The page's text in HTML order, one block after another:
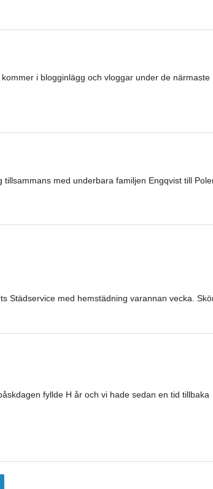
i blogginlägg och vloggar under de närmaste
med underbara familjen Engqvist till
Städservice med hemstädning varannan vecka.
fyllde H år och vi hade sedan en tid tillbaka